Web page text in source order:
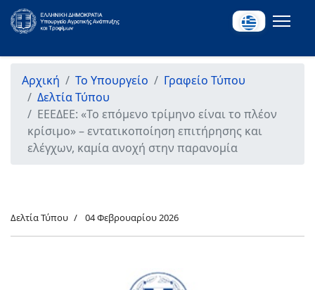
Αρχική Το Υπουργείο
Γραφείο Τύπου
Δελτία Τύπου
ΕΕΕΔΕΕ: «Το επόμενο τρίμηνο είναι το πλέον
κρίσιμο» – εντατικοποίηση επιτήρησης και
ελέγχων, καμία ανοχή στην παρανομία
Δελτία Τύπου 04 Φεβρουαρίου 2026